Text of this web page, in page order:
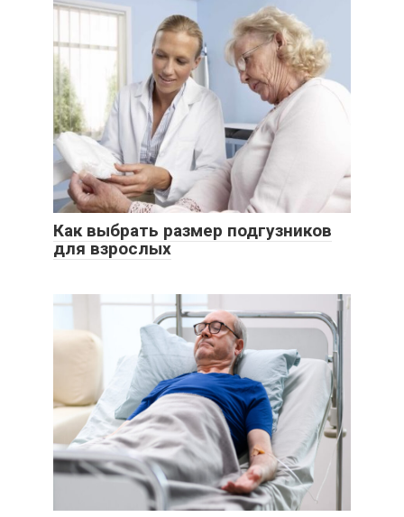
Как выбрать размер подгузников
для взрослых